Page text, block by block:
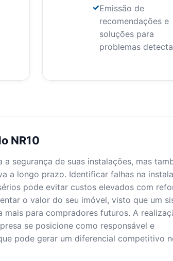
Emissão de
recomendações e
soluções para
problemas
NR10
segurança de suas instalações, mas
a longo prazo. Identificar falhas na
pode evitar custos elevados com
o valor do seu imóvel, visto que um
para compradores futuros. A
se posicione como responsável e
pode gerar um diferencial competitivo